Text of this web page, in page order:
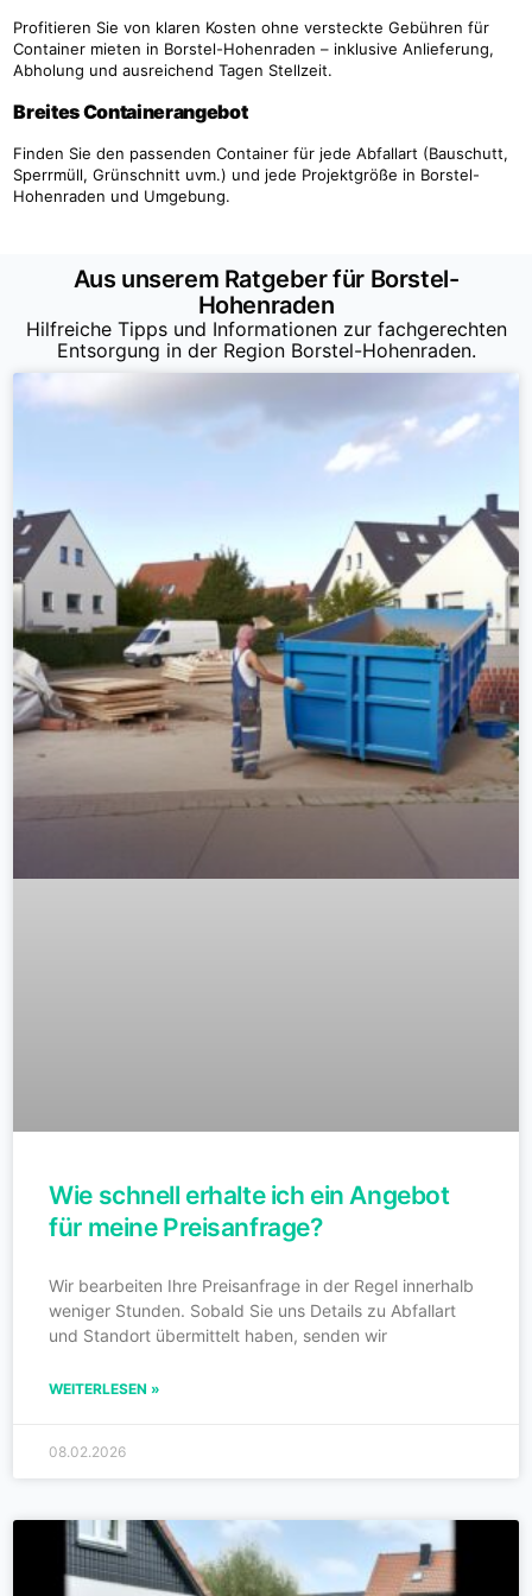
Profitieren Sie von klaren Kosten ohne versteckte Gebühren für
Container mieten in Borstel-Hohenraden – inklusive Anlieferung,
Abholung und ausreichend Tagen Stellzeit.
Breites Containerangebot
Finden Sie den passenden Container für jede Abfallart (Bauschutt,
Sperrmüll, Grünschnitt uvm.) und jede Projektgröße in Borstel-
Hohenraden und Umgebung.
Aus unserem Ratgeber für Borstel-
Hohenraden
Hilfreiche Tipps und Informationen zur fachgerechten
Entsorgung in der Region Borstel-Hohenraden.
Wie schnell erhalte ich ein Angebot
für meine Preisanfrage?
Wir bearbeiten Ihre Preisanfrage in der Regel innerhalb
weniger Stunden. Sobald Sie uns Details zu Abfallart
und Standort übermittelt haben, senden wir
WEITERLESEN »
08.02.2026